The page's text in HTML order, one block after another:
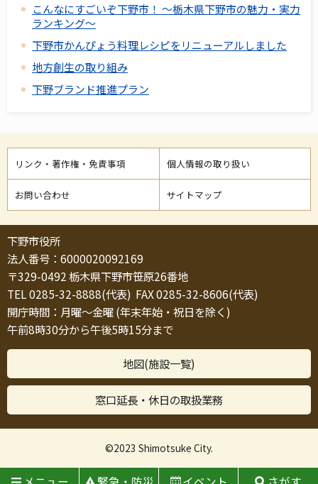
こんなにすごいぞ下野市！ ～栃木県下野市の魅力・実力
ランキング～
下野市かんぴょう料理レシピをリニューアルしました
地方創生の取り組み
下野ブランド推進プラン
リンク・著作権・免責事項 個人情報の取り扱い
お問い合わせ サイトマップ
下野市役所
法人番号：6000020092169
〒329-0492 栃木県下野市笹原26番地
TEL 0285-32-8888(代表) FAX 0285-32-8606(代表)
開庁時間：月曜～金曜 (年末年始・祝日を除く)
午前8時30分から午後5時15分まで
地図(施設一覧)
窓口延長・休日の取扱業務
©2023 Shimotsuke City.